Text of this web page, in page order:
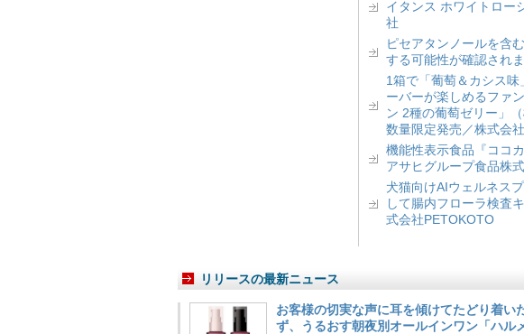
イタンス ホワイトロー
社
ピセアタンノールを含
する可能性が確認され
1箱で「葡萄＆カシス
ーバーが楽しめるファ
ン 2種の葡萄ゼリー」
数量限定発売／株式会
機能性表示食品『ココ
アサヒグループ食品株
犬猫向けAIウェルネス
して腸内フローラ検査
式会社PETOKOTO
リリースの最新ニュース
お客様の切実な声に耳を傾けてたどり着
ず、うるおす朝夜別オールインワン「ハル